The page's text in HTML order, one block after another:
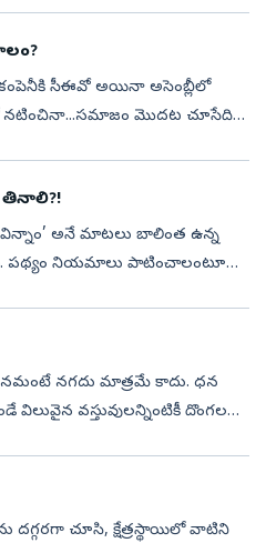
సీఈవో అయినా అసెంబ్లీలో
నటించినా...సమాజం మొదట చూసేది
అనే మాటలు బాలింత ఉన్న
పథ్యం నియమాలు పాటించాలంటూ
నగదు మాత్రమే కాదు. ధన
వస్తువులన్నింటికీ దొంగల
దగ్గరగా చూసి, క్షేత్రస్థాయిలో వాటిని